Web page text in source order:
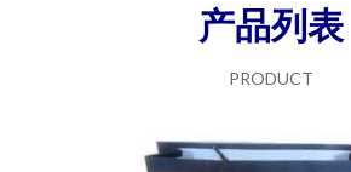
产品列表
PRODUCT